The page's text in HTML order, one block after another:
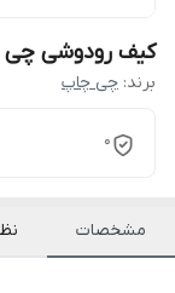
کیف رودوشی چی
برند: چی چاپ
0
مشخصات